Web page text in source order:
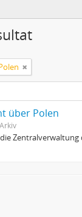
über Polen
Arkiv